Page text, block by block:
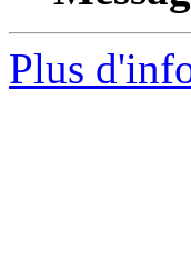
Plus